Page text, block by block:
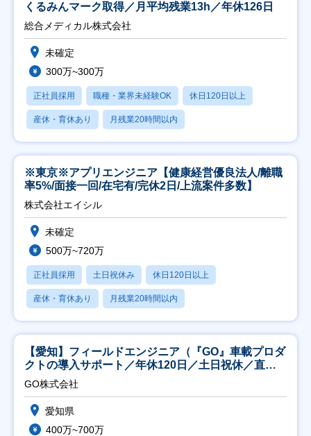
くるみんマーク取得／月平均残業13h／年休126日
総合メディカル株式会社
未確定
300万~300万
正社員採用 職種・業界未経験OK 休日120日以上
産休・育休あり 月残業20時間以内
※東京※アプリエンジニア【健康経営優良法人/離職
率5%/面接一回/在宅有/完休2日/上流案件多数】
株式会社エイシル
未確定
500万~720万
正社員採用 土日祝休み 休日120日以上
産休・育休あり 月残業20時間以内
【愛知】フィールドエンジニア（『GO』車載プロダ
クトの導入サポート／年休120日／土日祝休／直行
直帰
GO株式会社
愛知県
400万~700万